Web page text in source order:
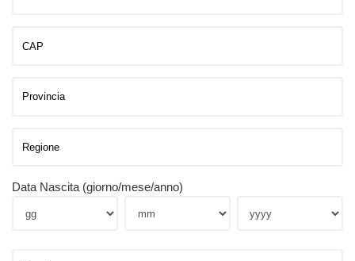
Data Nascita (giorno/mese/anno)